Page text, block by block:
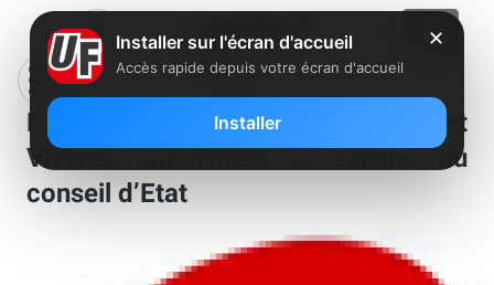
Fusion TPS CanalSat : Canal + et
Vivendi confirment la saisine du
conseil d’Etat
✕
Installer sur l'écran d'accueil
Accès rapide depuis votre écran d'accueil
Installer